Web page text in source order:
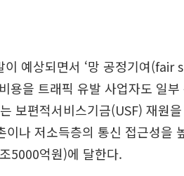
예상되면서 ‘망 공정기여(fair
용을 트래픽 유발 사업자도 일
보편적서비스기금(USF) 재원
나 저소득층의 통신 접근성을
5000억원)에 달한다.